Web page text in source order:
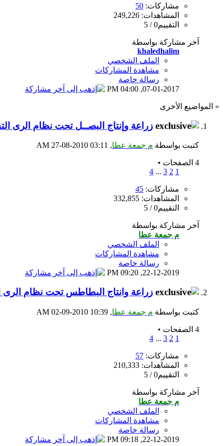
مشاركات: 50
المشاهدات: 249,226
التقييم0 / 5
آخر مشاركة بواسطة
khaledhalim
الملف الشخصي
مشاهدة المشاركات
رسالة خاصة
07-01-2017,
04:00 PM
» المواضيع الأخرى
زراعة وإنتاج البصــل تحت نظام الرى
كتبت بواسطة م جمعة عطا‏, 27-08-2010 03:11 AM
4 الصفحات
•
1
2
3
...
4
مشاركات: 45
المشاهدات: 332,855
التقييم0 / 5
آخر مشاركة بواسطة
م جمعة عطا
الملف الشخصي
مشاهدة المشاركات
رسالة خاصة
22-12-2019,
09:20 PM
زراعة وانتاج البطاطس تحت نظام الرى
كتبت بواسطة م جمعة عطا‏, 02-09-2010 10:39 AM
4 الصفحات
•
1
2
3
...
4
مشاركات: 57
المشاهدات: 210,333
التقييم0 / 5
آخر مشاركة بواسطة
م جمعة عطا
الملف الشخصي
مشاهدة المشاركات
رسالة خاصة
22-12-2019,
09:18 PM